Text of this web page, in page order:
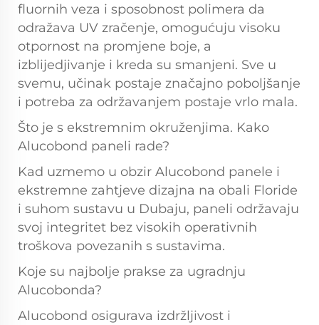
fluornih veza i sposobnost polimera da
odražava UV zračenje, omogućuju visoku
otpornost na promjene boje, a
izblijedjivanje i kreda su smanjeni. Sve u
svemu, učinak postaje značajno poboljšanje
i potreba za održavanjem postaje vrlo mala.
Što je s ekstremnim okruženjima. Kako
Alucobond paneli rade?
Kad uzmemo u obzir Alucobond panele i
ekstremne zahtjeve dizajna na obali Floride
i suhom sustavu u Dubaju, paneli održavaju
svoj integritet bez visokih operativnih
troškova povezanih s sustavima.
Koje su najbolje prakse za ugradnju
Alucobonda?
Alucobond osigurava izdržljivost i